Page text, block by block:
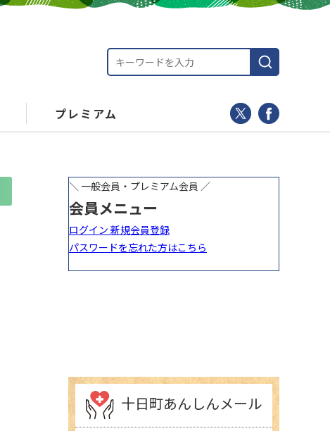
プレミアム
十日町あんしんメール